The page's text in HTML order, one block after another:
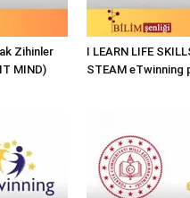
Zihinler
MIND)
I LEARN LIFE
STEAM eTwinning